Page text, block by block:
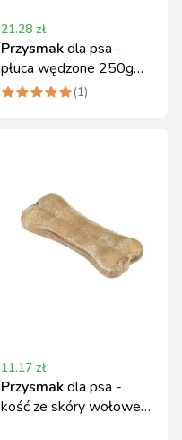
21.28 zł
Przysmakdla psa -
płuca wędzone 250g
Kerbl
(1)
11.17 zł
Przysmakdla psa -
kość ze skóry wołowej